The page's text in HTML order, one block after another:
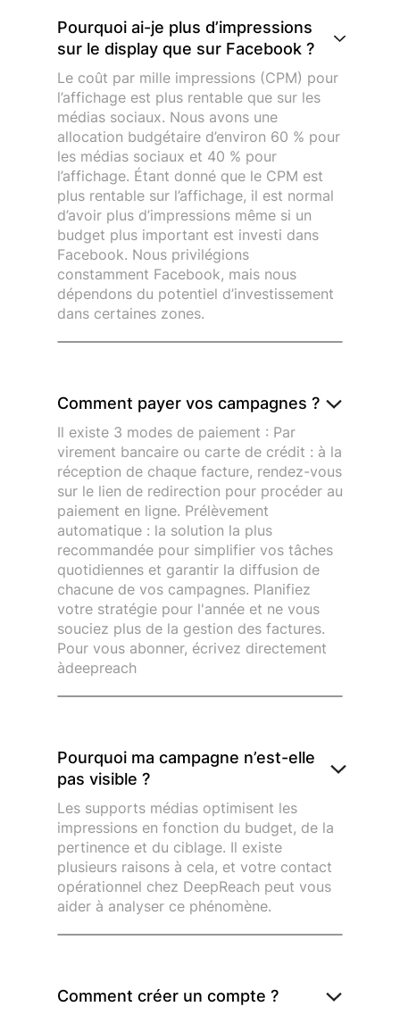
Pourquoi ai-je plus d’impressions
sur le display que sur Facebook ?
Le coût par mille impressions (CPM) pour
l’affichage est plus rentable que sur les
médias sociaux. Nous avons une
allocation budgétaire d’environ 60 % pour
les médias sociaux et 40 % pour
l’affichage. Étant donné que le CPM est
plus rentable sur l’affichage, il est normal
d’avoir plus d’impressions même si un
budget plus important est investi dans
Facebook. Nous privilégions
constamment Facebook, mais nous
dépendons du potentiel d’investissement
dans certaines zones.
Comment payer vos campagnes ?
Il existe 3 modes de paiement : Par
virement bancaire ou carte de crédit : à la
réception de chaque facture, rendez-vous
sur le lien de redirection pour procéder au
paiement en ligne. Prélèvement
automatique : la solution la plus
recommandée pour simplifier vos tâches
quotidiennes et garantir la diffusion de
chacune de vos campagnes. Planifiez
votre stratégie pour l'année et ne vous
souciez plus de la gestion des factures.
Pour vous abonner, écrivez directement
àdeepreach
Pourquoi ma campagne n’est-elle
pas visible ?
Les supports médias optimisent les
impressions en fonction du budget, de la
pertinence et du ciblage. Il existe
plusieurs raisons à cela, et votre contact
opérationnel chez DeepReach peut vous
aider à analyser ce phénomène.
Comment créer un compte ?